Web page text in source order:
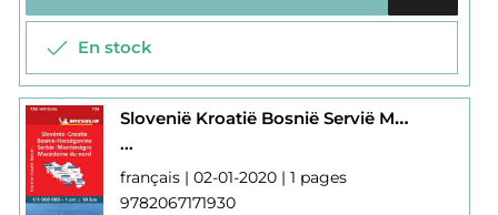
En stock
Slovenië Kroatië Bosnië Servië Montenegro Macedonië 736 736
...
français | 02-01-2020 | 1 pages
9782067171930